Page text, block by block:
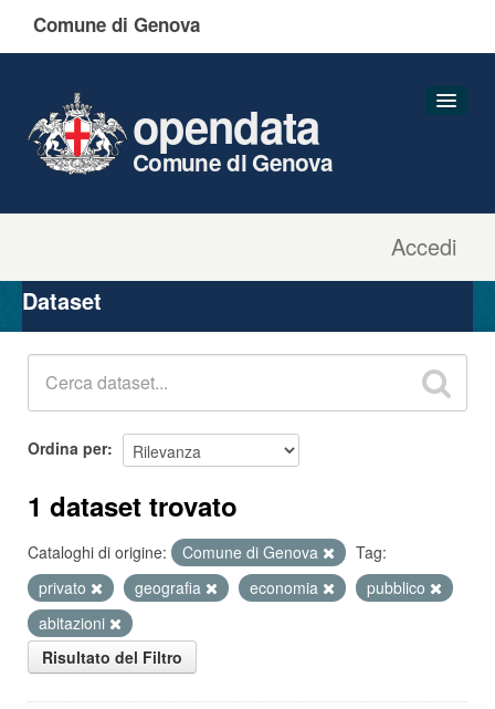
Comune di Genova
Accedi
opendata
Comune di Genova
Organizzazioni
Gruppi
Dataset
Ordina per
1 dataset trovato
Cataloghi di origine: Comune di Genova
Tag:
privato
geografia economia
pubblico
abitazioni
Risultato del Filtro